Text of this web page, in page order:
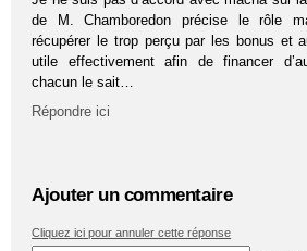
de M. Chamboredon précise le rôle
récupérer le trop perçu par les bonus et
utile effectivement afin de financer
chacun le sait…
Répondre ici
Ajouter un commentaire
Cliquez ici pour annuler cette réponse